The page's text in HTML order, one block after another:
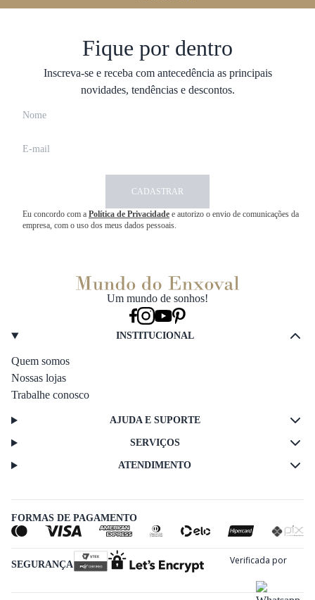
Fique por dentro
Inscreva-se e receba com antecedência as principais
novidades, tendências e descontos.
CADASTRAR
Eu concordo com a Política de Privacidade e autorizo o envio de comunicações da
empresa, com o uso dos meus dados pessoais.
Um mundo de sonhos!
INSTITUCIONAL
Quem somos
Nossas lojas
Trabalhe conosco
AJUDA E SUPORTE
SERVIÇOS
ATENDIMENTO
FORMAS DE PAGAMENTO
SEGURANÇA